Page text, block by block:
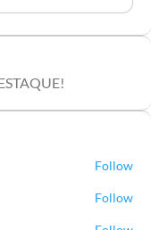
Follow
Follow